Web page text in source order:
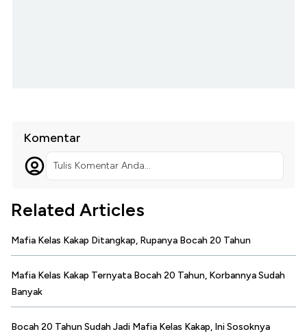
Komentar
Tulis Komentar Anda...
Related Articles
Mafia Kelas Kakap Ditangkap, Rupanya Bocah 20 Tahun
Mafia Kelas Kakap Ternyata Bocah 20 Tahun, Korbannya Sudah
Banyak
Bocah 20 Tahun Sudah Jadi Mafia Kelas Kakap, Ini Sosoknya